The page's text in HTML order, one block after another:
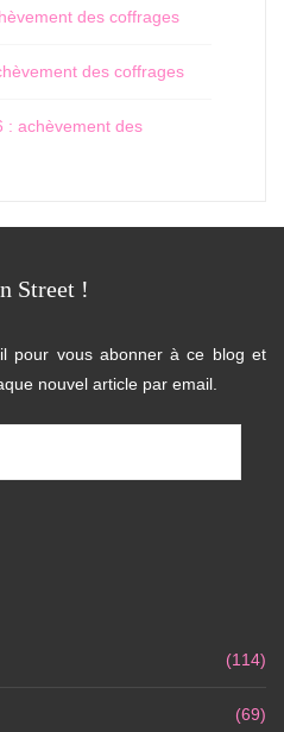
des coffrages
des coffrages
: achèvement des
Street !
pour vous abonner à ce blog et
nouvel article par email.
(114)
(69)